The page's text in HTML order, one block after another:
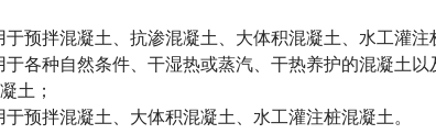
于预拌混凝土、抗渗混凝土、大体积混凝土、水工灌注
于各种自然条件、干湿热或蒸汽、干热养护的混凝土
土；
于预拌混凝土、大体积混凝土、水工灌注桩混凝土。